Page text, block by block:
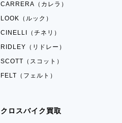
CARRERA（カレラ）
LOOK（ルック）
CINELLI（チネリ）
RIDLEY（リドレー）
SCOTT（スコット）
FELT（フェルト）
クロスバイク買取